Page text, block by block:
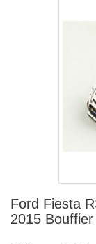
Ford Fiesta
2015